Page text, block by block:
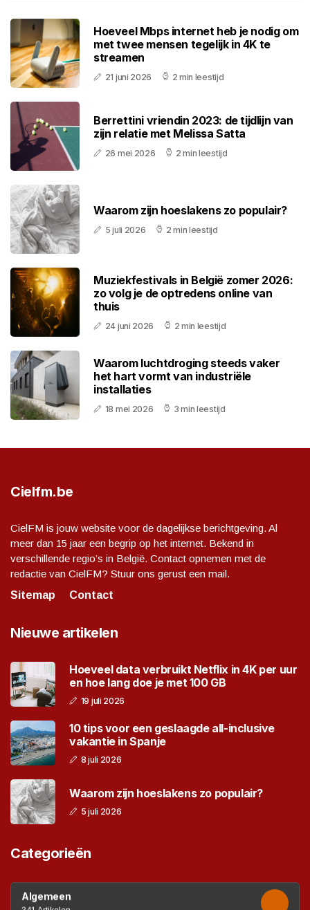
Hoeveel Mbps internet heb je nodig om
met twee mensen tegelijk in 4K te
streamen
21 juni 2026 2 min leestijd
Berrettini vriendin 2023: de tijdlijn van
zijn relatie met Melissa Satta
26 mei 2026 2 min leestijd
Waarom zijn hoeslakens zo populair?
5 juli 2026 2 min leestijd
Muziekfestivals in België zomer 2026:
zo volg je de optredens online van
thuis
24 juni 2026 2 min leestijd
Waarom luchtdroging steeds vaker
het hart vormt van industriële
installaties
18 mei 2026 3 min leestijd
Cielfm.be
CielFM is jouw website voor de dagelijkse berichtgeving. Al
meer dan 15 jaar een begrip op het internet. Bekend in
verschillende regio’s in België. Contact opnemen met de
redactie van CielFM? Stuur ons gerust een mail.
Sitemap
Contact
Nieuwe artikelen
Hoeveel data verbruikt Netflix in 4K per uur
en hoe lang doe je met 100 GB
19 juli 2026
10 tips voor een geslaagde all-inclusive
vakantie in Spanje
8 juli 2026
Waarom zijn hoeslakens zo populair?
5 juli 2026
Categorieën
Algemeen